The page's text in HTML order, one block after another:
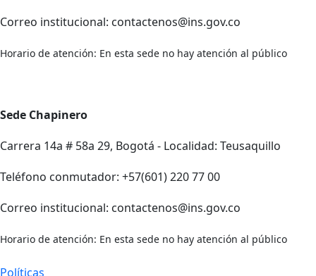
Correo institucional: contactenos@ins.gov.co
Horario de atención: En esta sede no hay atención al público
Sede Chapinero
Carrera 14a # 58a 29, Bogotá - Localidad: Teusaquillo
Teléfono conmutador: +57(601) 220 77 00
Correo institucional: contactenos@ins.gov.co
Horario de atención: En esta sede no hay atención al público
Políticas